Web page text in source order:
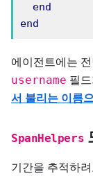
end
end
에이전트에는
username 필
서 불리는 이름
SpanHelpers
기간을 추적하